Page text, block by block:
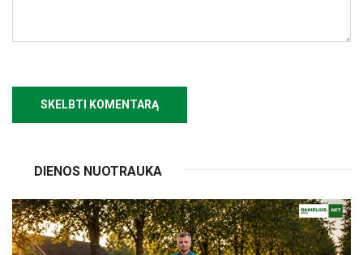
DIENOS NUOTRAUKA